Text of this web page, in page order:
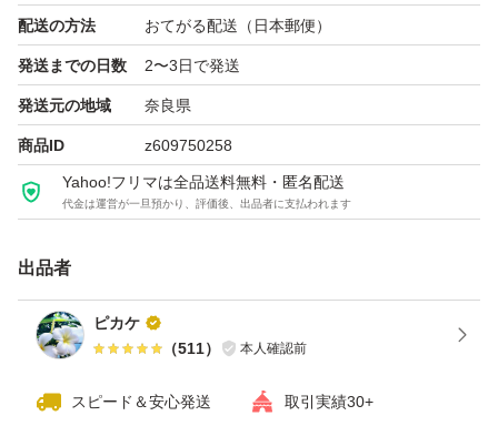
【商品の状態】未使用
【味】リッチショコラ
【その他】カラダづくりに必要なビタミン配合（V.B1, V.
B2, V.B6, ナイアシン, V.C, V.D）
配送の方法 おてがる配送（日本郵便）
発送までの日数 2〜3日で発送
発送元の地域 奈良県
商品ID z609750258
Yahoo!フリマは全品送料無料・匿名配送
代金は運営が一旦預かり、評価後、出品者に支払われます
出品者
ピカケ
（511） 本人確認前
スピード＆安心発送 取引実績30+